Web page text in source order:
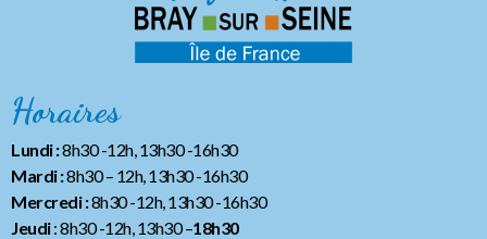
Horaires
Lundi :8h30 -12h, 13h30 -16h30
Mardi :8h30 – 12h, 13h30 -16h30
Mercredi :8h30 -12h, 13h30 -16h30
Jeudi: 8h30 -12h, 13h30 –18h30